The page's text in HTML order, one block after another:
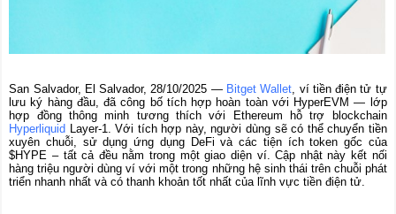
San Salvador, El Salvador, 28/10/2025 — Bitget Wallet , ví tiền điện tử tự
lưu ký hàng đầu, đã công bố tích hợp hoàn toàn với HyperEVM — lớp
hợp đồng thông minh tương thích với Ethereum hỗ trợ blockchain
Hyperliquid Layer-1. Với tích hợp này, người dùng sẽ có thể chuyển tiền
xuyên chuỗi, sử dụng ứng dụng DeFi và các tiện ích token gốc của
$HYPE – tất cả đều nằm trong một giao diện ví. Cập nhật này kết nối
hàng triệu người dùng ví với một trong những hệ sinh thái trên chuỗi phát
triển nhanh nhất và có thanh khoản tốt nhất của lĩnh vực tiền điện tử.